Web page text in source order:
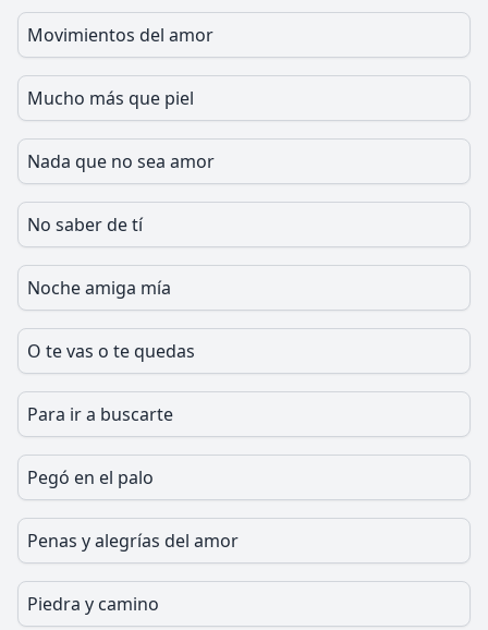
Movimientos del amor
Mucho más que piel
Nada que no sea amor
No saber de tí
Noche amiga mía
O te vas o te quedas
Para ir a buscarte
Pegó en el palo
Penas y alegrías del amor
Piedra y camino